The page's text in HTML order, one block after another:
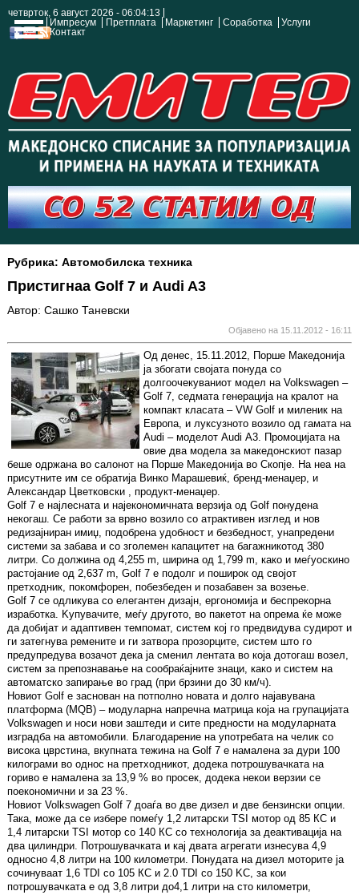
четврток, 6 август 2026 - 06:04:14
Импресум
Претплата Маркетинг Соработка
Услуги
Контакт
Рубрика: Автомобилска техника
Пристигнаа Golf 7 и Audi A3
Автор: Сашко Таневски
Објавено на 15.11.2012 - 16:11
Од денес, 15.11.2012, Порше Македонија
ја збогати својата понуда со
долгоочекуваниот модел на Volkswagen –
Golf 7, седмата генерација на кралот на
компакт класата – VW Golf и миленик на
Европа, и луксузното возило од гамата на
Audi – моделот Audi А3. Промоцијата на
овие два модела за македонскиот пазар
беше одржана во салонот на Порше Македонија во Скопје. На неа на
присутните им се обратија Винко Марашевиќ, бренд-менаџер, и
Александар Цветковски , продукт-менаџер.
Golf 7 е најлесната и најекономичната верзија од Golf понудена
некогаш. Се работи за врвно возило со атрактивен изглед и нов
редизајниран имиџ, подобрена удобност и безбедност, унапредени
системи за забава и со зголемен капацитет на багажникотод 380
литри. Со должина од 4,255 m, ширина од 1,799 m, како и меѓуоскино
растојание од 2,637 m, Golf 7 е подолг и поширок од својот
претходник, покомфорен, побезбеден и позабавен за возење.
Golf 7 се одликува со елегантен дизајн, ергономија и беспрекорна
изработка. Kупувачите, меѓу другото, во пакетот на опрема ќе може
да добијат и адаптивен темпомат, систем кој го предвидува судирот и
ги затегнува ремените и ги затвора прозорците, систем што го
предупредува возачот дека ја сменил лентата во која дотогаш возел,
систем за препознавање на сообраќајните знаци, како и систем на
автоматско запирање во град (при брзини до 30 км/ч).
Новиот Golf е заснован на потполно новата и долго најавувана
платформа (MQB) – модуларна напречна матрица која на групацијата
Volkswagen и носи нови заштеди и сите предности на модуларната
изградба на автомобили. Благодарение на употребата на челик со
висока цврстина, вкупната тежина на Golf 7 е намалена за дури 100
килограми во однос на претходникот, додека потрошувачката на
гориво е намалена за 13,9 % во просек, додека некои верзии се
поекономични и за 23 %.
Новиот Volkswagen Golf 7 доаѓа во две дизел и две бензински опции.
Така, може да се избере помеѓу 1,2 литарски TSI мотор од 85 КС и
1,4 литарски ТSI мотор со 140 КС со технологија за деактивација на
два цилиндри. Потрошувачката и кај двата агрегати изнесува 4,9
односно 4,8 литри на 100 километри. Понудата на дизел моторите ја
сочинуваат 1,6 TDI со 105 КС и 2.0 TDI со 150 KС, за кои
потрошувачката е од 3,8 литри до4,1 литри на сто километри,